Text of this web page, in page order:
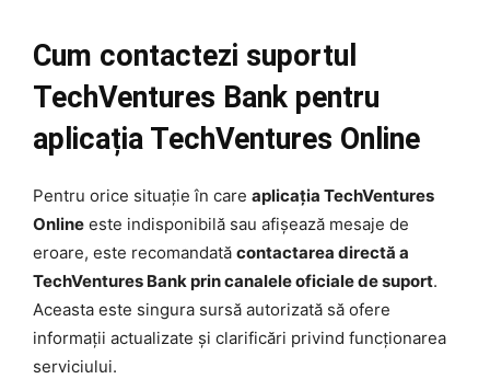
Cum contactezi suportul
TechVentures Bank pentru
aplicația TechVentures Online
Pentru orice situație în care aplicația TechVentures
Online este indisponibilă sau afișează mesaje de
eroare, este recomandată contactarea directă a
TechVentures Bank prin canalele oficiale de suport.
Aceasta este singura sursă autorizată să ofere
informații actualizate și clarificări privind funcționarea
serviciului.